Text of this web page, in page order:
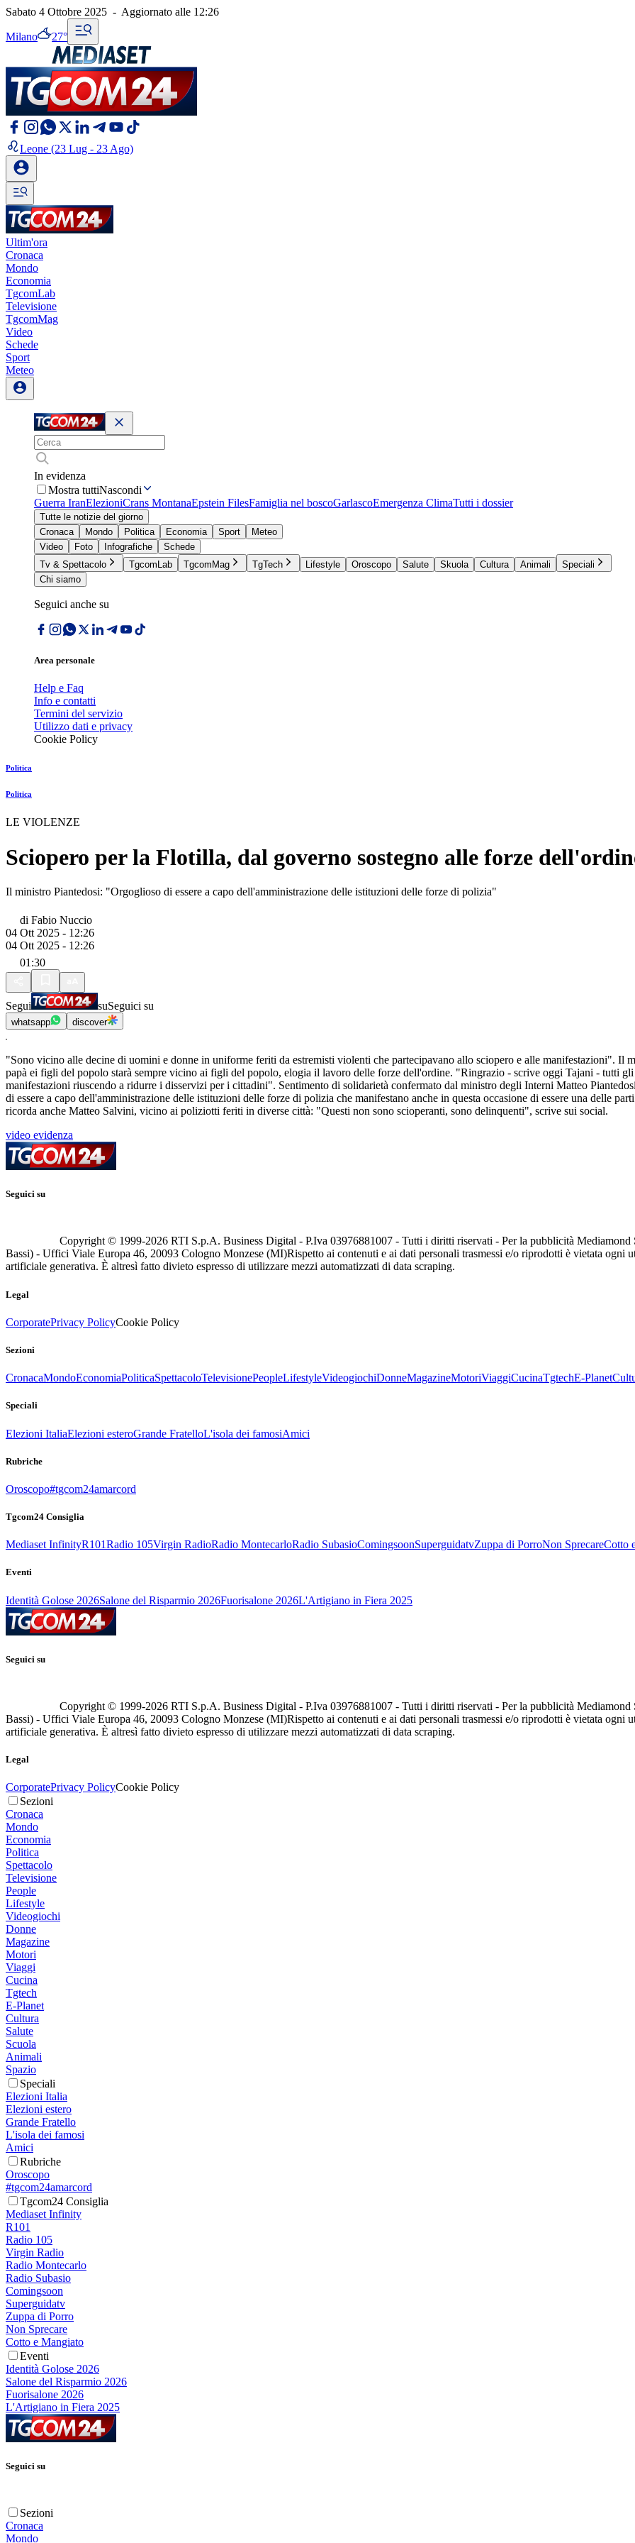
Sabato 4 Ottobre 2025 - Aggiornato alle 12:26
Milano 27°
Leone (23 Lug - 23 Ago)
Ultim'ora
Cronaca
Mondo
Economia
TgcomLab
Televisione
TgcomMag
Video
Schede
Sport
Meteo
In evidenza
Mostra tuttiNascondi
Guerra IranElezioniCrans MontanaEpstein FilesFamiglia nel boscoGarlascoEmergenza ClimaTutti i dossier
Tutte le notizie del giorno
Cronaca
Mondo Politica Economia Sport
Meteo
Video
Foto Infografiche
Schede
Tv & Spettacolo
TgcomLab TgcomMag TgTech Lifestyle Oroscopo Salute Skuola Cultura Animali
Speciali
Chi siamo
Seguici anche su
Area personale
Help e Faq
Info e contatti
Termini del servizio
Utilizzo dati e privacy
Cookie Policy
Politica
Politica
LE VIOLENZE
Sciopero per la Flotilla, dal governo sostegno alle forze
Il ministro Piantedosi: "Orgoglioso di essere a capo dell'amministrazione delle istituzioni delle forze di polizia"
di Fabio Nuccio
04 Ott 2025 - 12:26
04 Ott 2025 - 12:26
01:30
Segui suSeguici su
whatsapp discover
"Sono vicino alle decine di uomini e donne in uniforme feriti da estremisti violenti che partecipavano allo sciopero e alle manifestazioni". Il
papà ei figli del popolo starà sempre vicino ai figli del popolo, elogia il lavoro delle forze dell'ordine. "Ringrazio - scrive oggi Tajani - tutti
manifestazioni riuscendo a ridurre i disservizi per i cittadini". Sentimento di solidarietà confermato dal ministro degli Interni Matteo
di essere a capo dell'amministrazione delle istituzioni delle forze di polizia che manifestano anche in questa occasione di essere una delle
ricorda anche Matteo Salvini, vicino ai poliziotti feriti in diverse città: "Questi non sono scioperanti, sono delinquenti", scrive sui social.
video evidenza
Seguici su
Copyright © 1999-2026 RTI S.p.A. Business Digital - P.Iva 03976881007 - Tutti i diritti riservati - Per la pubblicità
Bassi) - Uffici Viale Europa 46, 20093 Cologno Monzese (MI)Rispetto ai contenuti e ai dati personali trasmessi e/o riprodotti è vietata ogni
artificiale generativa. È altresì fatto divieto espresso di utilizzare mezzi automatizzati di data scraping.
Legal
CorporatePrivacy PolicyCookie Policy
Sezioni
CronacaMondoEconomiaPoliticaSpettacoloTelevisionePeopleLifestyleVideogiochiDonneMagazineMotoriViaggiCucinaTgtechE-Planet
Speciali
Elezioni ItaliaElezioni esteroGrande FratelloL'isola dei famosiAmici
Rubriche
Oroscopo#tgcom24amarcord
Tgcom24 Consiglia
Mediaset InfinityR101Radio 105Virgin RadioRadio MontecarloRadio SubasioComingsoonSuperguidatvZuppa di PorroNon SprecareCotto
Eventi
Identità Golose 2026Salone del Risparmio 2026Fuorisalone 2026L'Artigiano in Fiera 2025
Seguici su
Copyright © 1999-2026 RTI S.p.A. Business Digital - P.Iva 03976881007 - Tutti i diritti riservati - Per la pubblicità
Bassi) - Uffici Viale Europa 46, 20093 Cologno Monzese (MI)Rispetto ai contenuti e ai dati personali trasmessi e/o riprodotti è vietata ogni
artificiale generativa. È altresì fatto divieto espresso di utilizzare mezzi automatizzati di data scraping.
Legal
CorporatePrivacy PolicyCookie Policy
Sezioni
Cronaca
Mondo
Economia
Politica
Spettacolo
Televisione
People
Lifestyle
Videogiochi
Donne
Magazine
Motori
Viaggi
Cucina
Tgtech
E-Planet
Cultura
Salute
Scuola
Animali
Spazio
Speciali
Elezioni Italia
Elezioni estero
Grande Fratello
L'isola dei famosi
Amici
Rubriche
Oroscopo
#tgcom24amarcord
Tgcom24 Consiglia
Mediaset Infinity
R101
Radio 105
Virgin Radio
Radio Montecarlo
Radio Subasio
Comingsoon
Superguidatv
Zuppa di Porro
Non Sprecare
Cotto e Mangiato
Eventi
Identità Golose 2026
Salone del Risparmio 2026
Fuorisalone 2026
L'Artigiano in Fiera 2025
Seguici su
Sezioni
Cronaca
Mondo